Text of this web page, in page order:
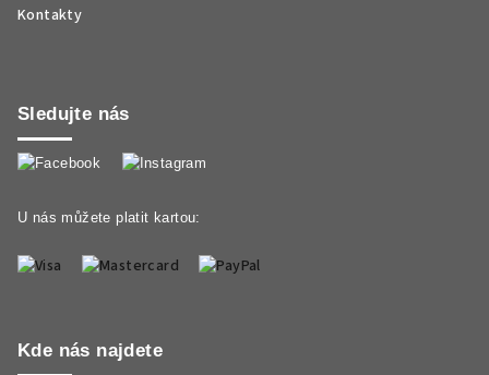
Kontakty
Sledujte nás
U nás můžete platit kartou:
Kde nás najdete